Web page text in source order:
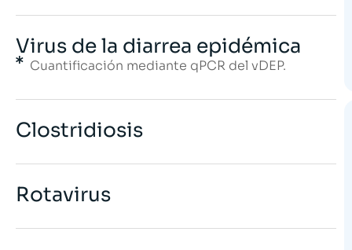
Virus de la diarrea epidémica
Cuantificación mediante qPCR del vDEP.
Clostridiosis
Rotavirus